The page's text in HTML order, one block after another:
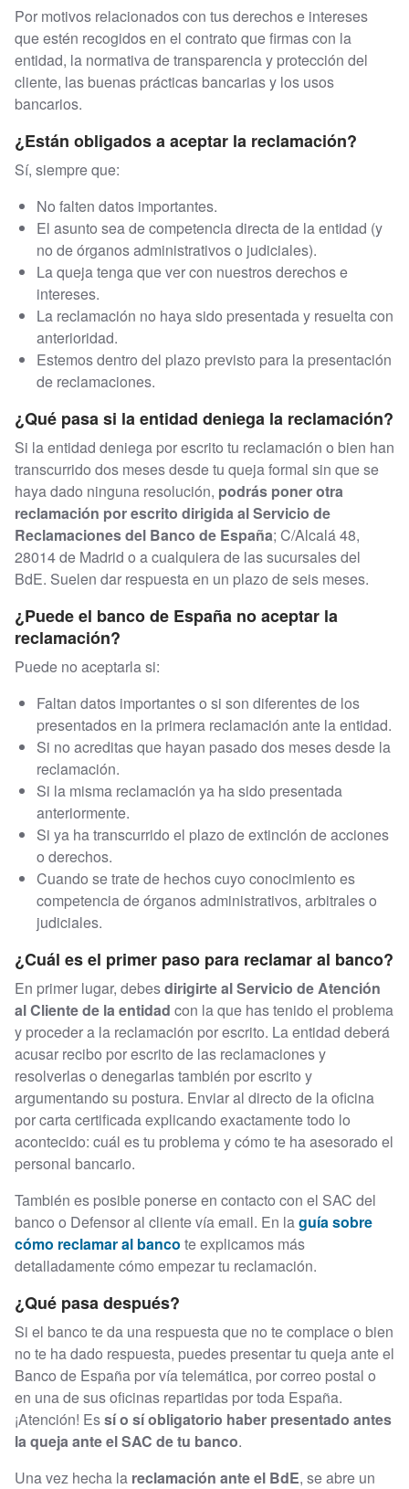
Por motivos relacionados con tus derechos e intereses
que estén recogidos en el contrato que firmas con la
entidad, la normativa de transparencia y protección del
cliente, las buenas prácticas bancarias y los usos
bancarios.
¿Están obligados a aceptar la reclamación?
Sí, siempre que:
No falten datos importantes.
El asunto sea de competencia directa de la entidad (y
no de órganos administrativos o judiciales).
La queja tenga que ver con nuestros derechos e
intereses.
La reclamación no haya sido presentada y resuelta con
anterioridad.
Estemos dentro del plazo previsto para la presentación
de reclamaciones.
¿Qué pasa si la entidad deniega la reclamación?
Si la entidad deniega por escrito tu reclamación o bien han
transcurrido dos meses desde tu queja formal sin que se
haya dado ninguna resolución, podrás poner otra
reclamación por escrito dirigida al Servicio de
Reclamaciones del Banco de España; C/Alcalá 48,
28014 de Madrid o a cualquiera de las sucursales del
BdE. Suelen dar respuesta en un plazo de seis meses.
¿Puede el banco de España no aceptar la
reclamación?
Puede no aceptarla si:
Faltan datos importantes o si son diferentes de los
presentados en la primera reclamación ante la entidad.
Si no acreditas que hayan pasado dos meses desde la
reclamación.
Si la misma reclamación ya ha sido presentada
anteriormente.
Si ya ha transcurrido el plazo de extinción de acciones
o derechos.
Cuando se trate de hechos cuyo conocimiento es
competencia de órganos administrativos, arbitrales o
judiciales.
¿Cuál es el primer paso para reclamar al banco?
En primer lugar, debesdirigirte al Servicio de Atención
al Cliente de la entidad con la que has tenido el problema
y proceder a la reclamación por escrito. La entidad deberá
acusar recibo por escrito de las reclamaciones y
resolverlas o denegarlas también por escrito y
argumentando su postura. Enviar al directo de la oficina
por carta certificada explicando exactamente todo lo
acontecido: cuál es tu problema y cómo te ha asesorado el
personal bancario.
También es posible ponerse en contacto con el SAC del
banco o Defensor al cliente vía email. En laguía sobre
cómo reclamar al banco te explicamos más
detalladamente cómo empezar tu reclamación.
¿Qué pasa después?
Si el banco te da una respuesta que no te complace o bien
no te ha dado respuesta, puedes presentar tu queja ante el
Banco de España por vía telemática, por correo postal o
en una de sus oficinas repartidas por toda España.
¡Atención! Essí o sí obligatorio haber presentado antes
la queja ante el SAC de tu banco.
Una vez hecha la reclamación ante el BdE, se abre un